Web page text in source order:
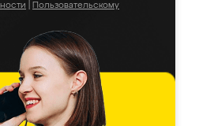
Пользовательскому